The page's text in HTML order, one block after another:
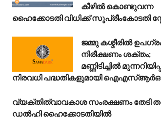
കീഴിൽ കൊണ്ടുവന്ന
ഹൈക്കോടതി വിധിക്ക് സുപ്രീംകോടതി
ജമ്മു കശ്മീരിൽ
നിരീക്ഷണം ശക്തം;
മണ്ണിടിച്ചിൽ
നിരവധി പദ്ധതികളുമായി ഐഎസ്ആർഒ
വ്യക്തിത്വാവകാശ സംരക്ഷണം തേടി
ഡൽഹി ഹൈക്കോടതിയിൽ